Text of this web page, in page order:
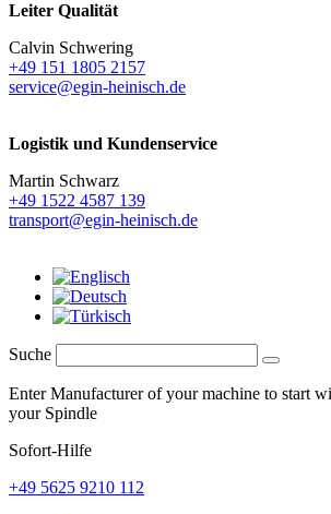
Leiter Qualität
Calvin Schwering
+49 151 1805 2157
service@egin-heinisch.de
Logistik und Kundenservice
Martin Schwarz
+49 1522 4587 139
transport@egin-heinisch.de
Suche
Enter Manufacturer of your machine to start
your Spindle
Sofort-Hilfe
+49 5625 9210 112